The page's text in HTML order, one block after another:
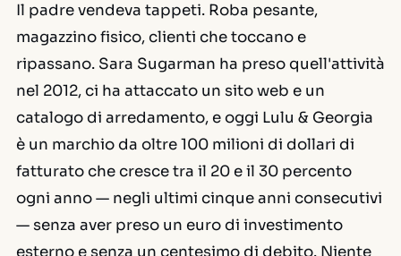
Il padre vendeva tappeti. Roba pesante,
magazzino fisico, clienti che toccano e
ripassano. Sara Sugarman ha preso quell'attività
nel 2012, ci ha attaccato un sito web e un
catalogo di arredamento, e oggi Lulu & Georgia
è un marchio da oltre 100 milioni di dollari di
fatturato che cresce tra il 20 e il 30 percento
ogni anno — negli ultimi cinque anni consecutivi
— senza aver preso un euro di investimento
esterno e senza un centesimo di debito. Niente